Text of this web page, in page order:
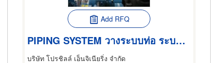
Add RFQ
PIPING SYSTEM วางระบบท่อ ระบบปั๊ม ติดตั้งเครื่องทำความเย็น
บริษัท โปรชิลล์ เอ็นจิเนียริ่ง จำกัด